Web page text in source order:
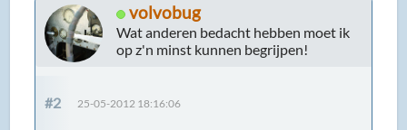
volvobug
Wat anderen bedacht hebben moet ik
op z'n minst kunnen begrijpen!
#2 25-05-2012 18:16:06